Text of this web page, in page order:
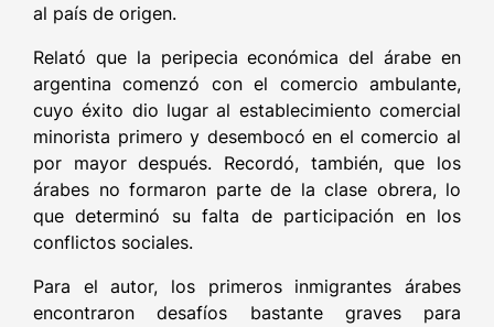
al país de origen.
Relató que la peripecia económica del árabe en
argentina comenzó con el comercio ambulante,
cuyo éxito dio lugar al establecimiento comercial
minorista primero y desembocó en el comercio al
por mayor después. Recordó, también, que los
árabes no formaron parte de la clase obrera, lo
que determinó su falta de participación en los
conflictos sociales.
Para el autor, los primeros inmigrantes árabes
encontraron desafíos bastante graves para